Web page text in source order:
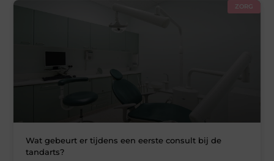
ZORG
Wat gebeurt er tijdens een eerste consult bij de
tandarts?